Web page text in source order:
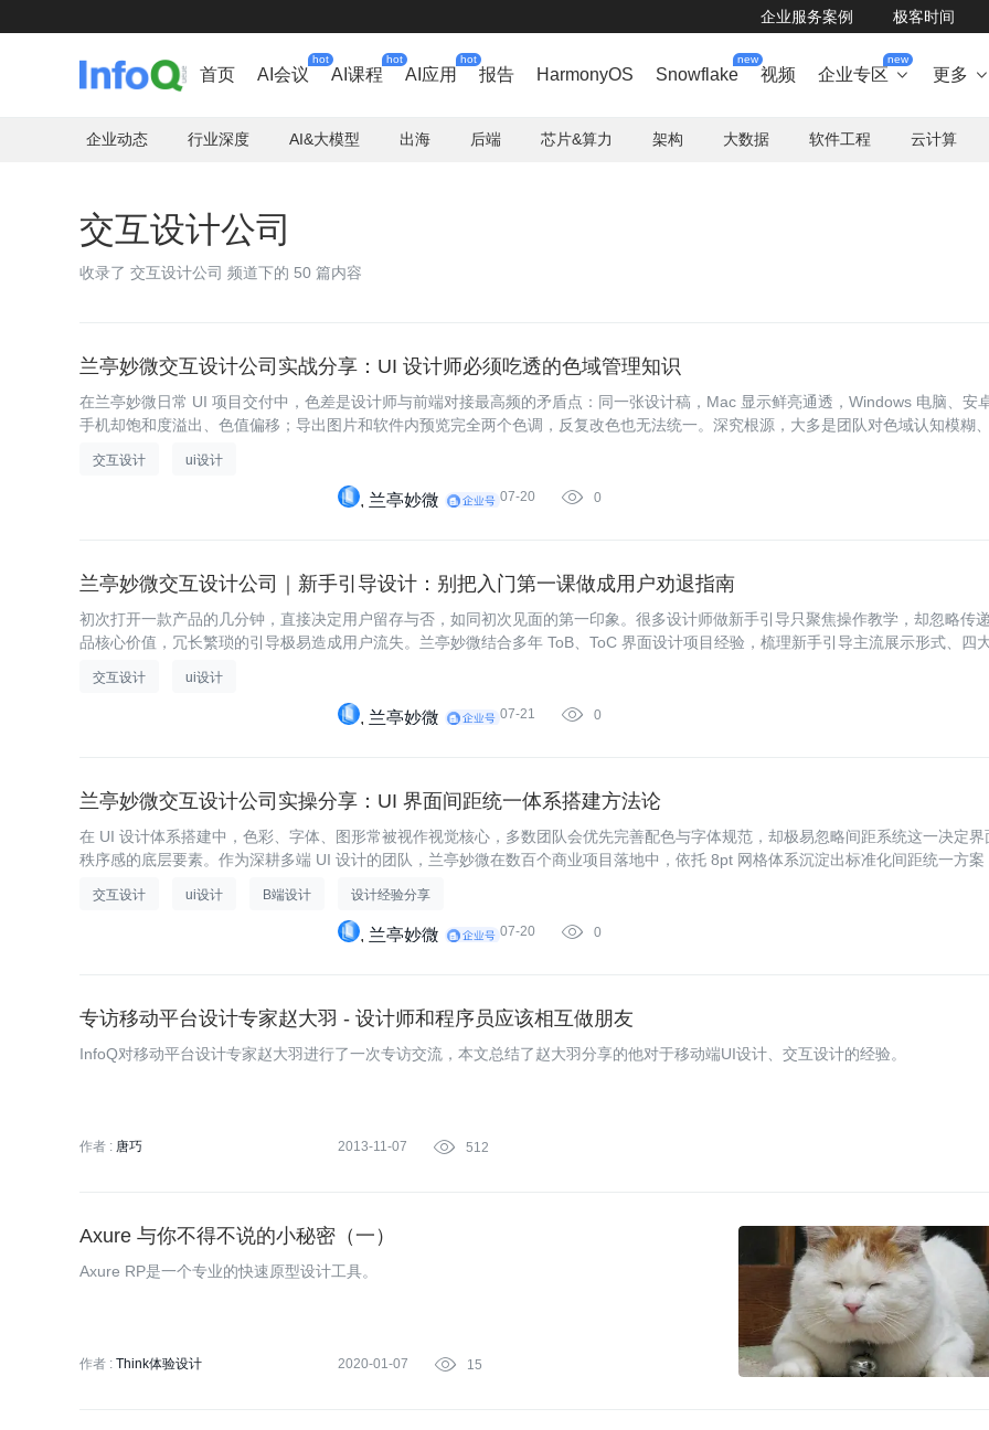
企业服务案例 极客时间
首页 AI会议
hot
AI课程
hot
AI应用
hot
报告 HarmonyOS Snowflake
new
视频 企业专区
new
 更多 
企业动态 行业深度 AI&大模型 出海 后端 芯片&算力 架构 大数据 软件工程 云计算
交互设计公司
收录了 交互设计公司 频道下的 50 篇内容
兰亭妙微交互设计公司实战分享：UI 设计师必须吃透的色域管理知识
在兰亭妙微日常 UI 项目交付中，色差是设计师与前端对接最高频的矛盾点：同一张设计稿，Mac 显示鲜亮通透，Windows 电脑、安
手机却饱和度溢出、色值偏移；导出图片和软件内预览完全两个色调，反复改色也无法统一。深究根源，大多是团队对色域认知模糊
交互设计 ui设计
兰亭妙微 07-20  0
兰亭妙微交互设计公司｜新手引导设计：别把入门第一课做成用户劝退指南
初次打开一款产品的几分钟，直接决定用户留存与否，如同初次见面的第一印象。很多设计师做新手引导只聚焦操作教学，却忽略传
品核心价值，冗长繁琐的引导极易造成用户流失。兰亭妙微结合多年 ToB、ToC 界面设计项目经验，梳理新手引导主流展示形式、四
交互设计 ui设计
兰亭妙微 07-21  0
兰亭妙微交互设计公司实操分享：UI 界面间距统一体系搭建方法论
在 UI 设计体系搭建中，色彩、字体、图形常被视作视觉核心，多数团队会优先完善配色与字体规范，却极易忽略间距系统这一决定界
秩序感的底层要素。作为深耕多端 UI 设计的团队，兰亭妙微在数百个商业项目落地中，依托 8pt 网格体系沉淀出标准化间距统一方案
交互设计 ui设计 B端设计 设计经验分享
兰亭妙微 07-20  0
专访移动平台设计专家赵大羽 - 设计师和程序员应该相互做朋友
InfoQ对移动平台设计专家赵大羽进行了一次专访交流，本文总结了赵大羽分享的他对于移动端UI设计、交互设计的经验。
作者 : 唐巧 2013-11-07  512
Axure 与你不得不说的小秘密（一）
Axure RP是一个专业的快速原型设计工具。
作者 : Think体验设计 2020-01-07  15